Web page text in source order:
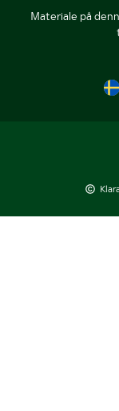
Materiale på